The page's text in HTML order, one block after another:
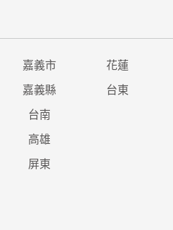
嘉義市 花蓮
嘉義縣 台東
台南
高雄
屏東